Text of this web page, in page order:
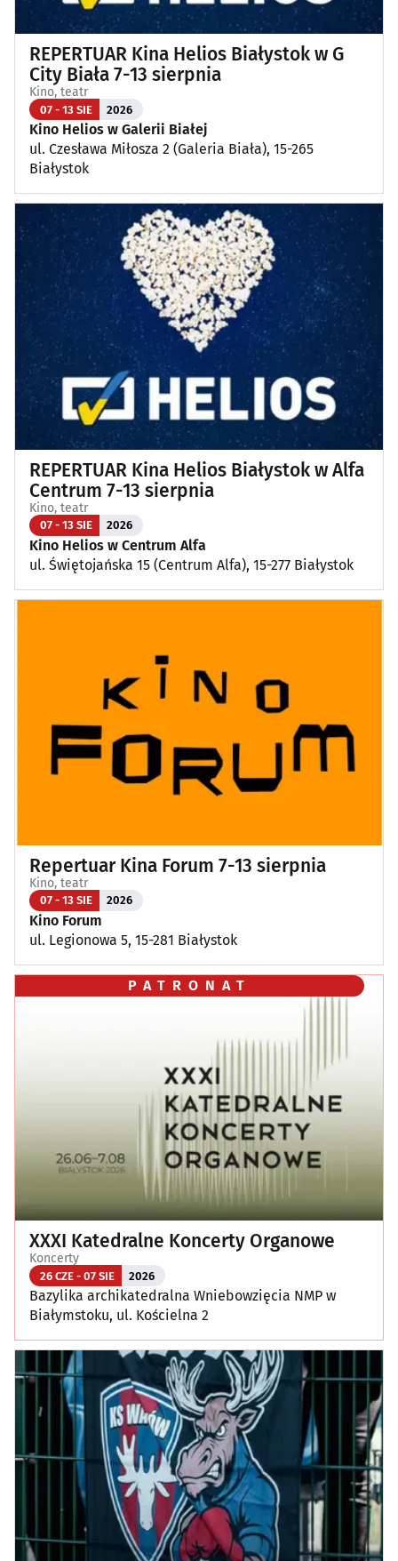
REPERTUAR Kina Helios Białystok w G
City Biała 7-13 sierpnia
Kino, teatr
07 - 13 SIE 2026
Kino Helios w Galerii Białej
ul. Czesława Miłosza 2 (Galeria Biała), 15-265
Białystok
REPERTUAR Kina Helios Białystok w Alfa
Centrum 7-13 sierpnia
Kino, teatr
07 - 13 SIE 2026
Kino Helios w Centrum Alfa
ul. Świętojańska 15 (Centrum Alfa), 15-277 Białystok
Repertuar Kina Forum 7-13 sierpnia
Kino, teatr
07 - 13 SIE 2026
Kino Forum
ul. Legionowa 5, 15-281 Białystok
PATRONAT
XXXI Katedralne Koncerty Organowe
Koncerty
26 CZE - 07 SIE 2026
Bazylika archikatedralna Wniebowzięcia NMP w
Białymstoku, ul. Kościelna 2